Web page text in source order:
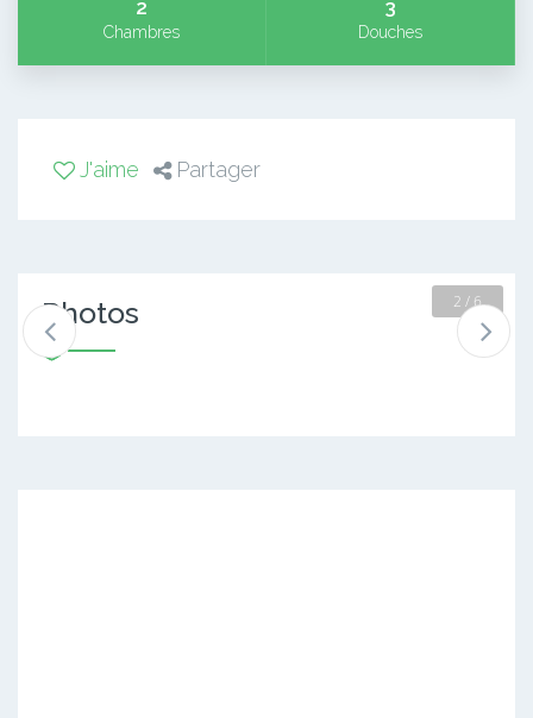
2
Chambres
3
Douches
J'aime Partager
Photos 2 / 6